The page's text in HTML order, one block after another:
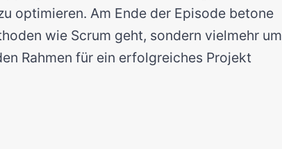
optimieren. Am Ende der Episode betone
wie Scrum geht, sondern vielmehr um
Rahmen für ein erfolgreiches Projekt